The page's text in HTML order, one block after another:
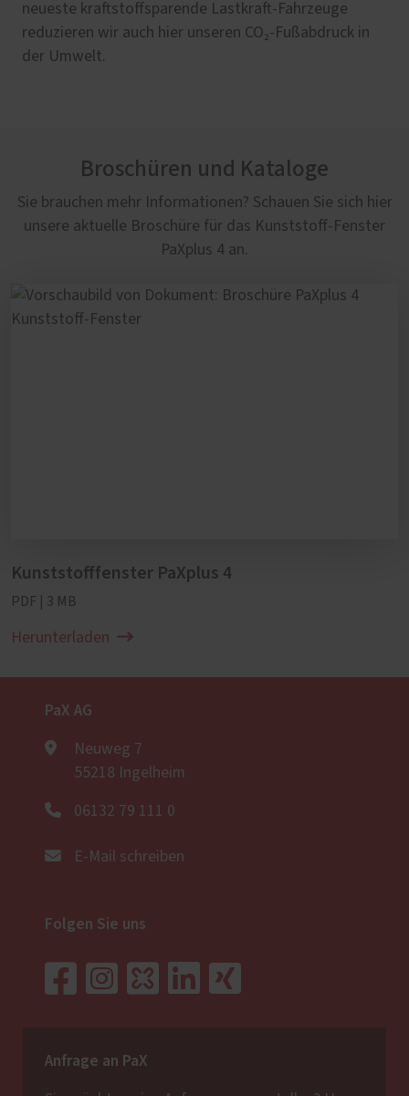
neueste kraftstoffsparende Lastkraft-Fahrzeuge
reduzieren wir auch hier unseren CO₂-Fußabdruck in
der Umwelt.
Broschüren und Kataloge
Sie brauchen mehr Informationen? Schauen Sie sich hier
unsere aktuelle Broschüre für das Kunststoff-Fenster
PaXplus 4 an.
Kunststofffenster PaXplus 4
PDF | 3 MB
Herunterladen
PaX AG
Neuweg 7
55218 Ingelheim
06132 79 111 0
E-Mail schreiben
Folgen Sie uns
Anfrage an PaX